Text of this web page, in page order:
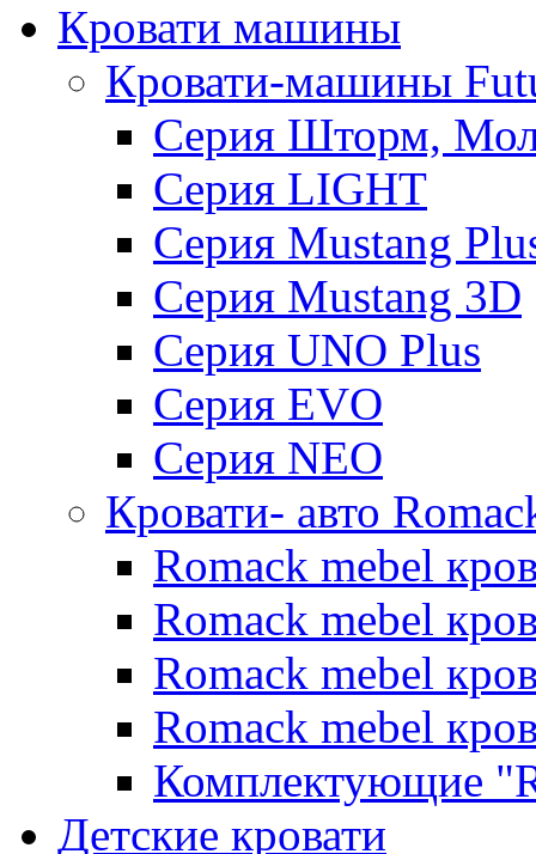
Кровати машины
Кровати-машины
Серия Шторм,
Серия LIGHT
Серия Mustang
Серия Mustang 3D
Серия UNO Plus
Серия EVO
Серия NEO
Кровати- авто
Romack mebel
Romack mebel
Romack mebel
Romack mebel
Комплектующие
Детские кровати